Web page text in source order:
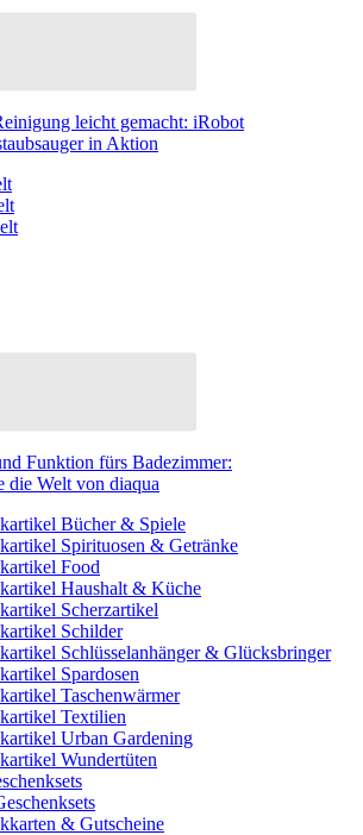
leicht gemacht: iRobot
in Aktion
Funktion fürs Badezimmer:
die Welt von diaqua
Bücher & Spiele
Spirituosen & Getränke
Food
Haushalt & Küche
Scherzartikel
Schilder
Schlüsselanhänger & Glücksbringer
Spardosen
Taschenwärmer
Textilien
Urban Gardening
Wundertüten
& Gutscheine